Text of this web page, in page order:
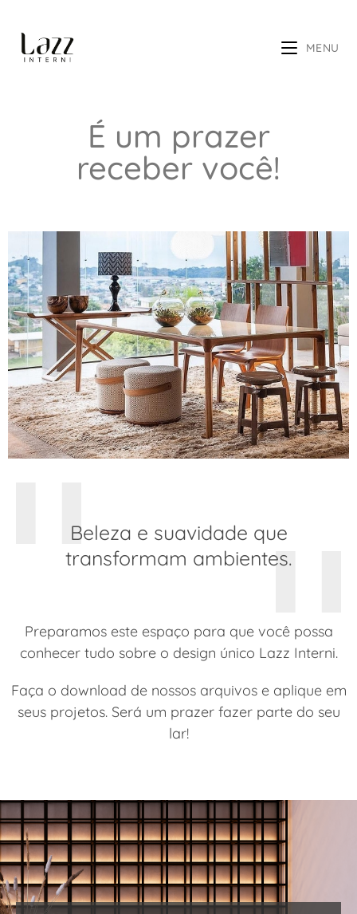
MENU
É um prazer
receber você!
Beleza e suavidade que
transformam ambientes.
Preparamos este espaço para que você possa
conhecer tudo sobre o design único Lazz Interni.
Faça o download de nossos arquivos e aplique em
seus projetos. Será um prazer fazer parte do seu
lar!